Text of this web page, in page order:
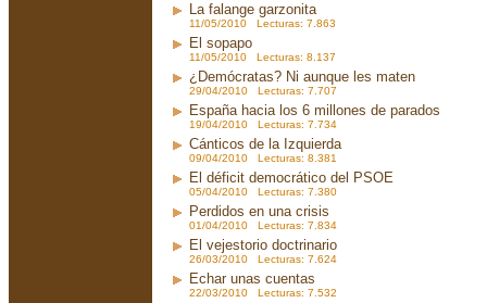
La falange garzonita
11/05/2010 Lecturas: 7.863
El sopapo
11/05/2010 Lecturas: 8.137
¿Demócratas? Ni aunque les maten
29/04/2010 Lecturas: 7.707
España hacia los 6 millones de parados
19/04/2010 Lecturas: 7.734
Cánticos de la Izquierda
09/04/2010 Lecturas: 8.381
El déficit democrático del PSOE
05/04/2010 Lecturas: 7.380
Perdidos en una crisis
01/04/2010 Lecturas: 7.834
El vejestorio doctrinario
26/03/2010 Lecturas: 7.624
Echar unas cuentas
22/03/2010 Lecturas: 7.532